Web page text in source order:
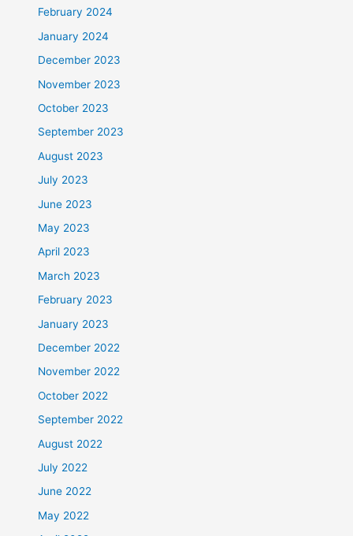
February 2024
January 2024
December 2023
November 2023
October 2023
September 2023
August 2023
July 2023
June 2023
May 2023
April 2023
March 2023
February 2023
January 2023
December 2022
November 2022
October 2022
September 2022
August 2022
July 2022
June 2022
May 2022